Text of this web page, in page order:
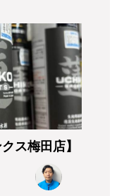
ス梅田店】